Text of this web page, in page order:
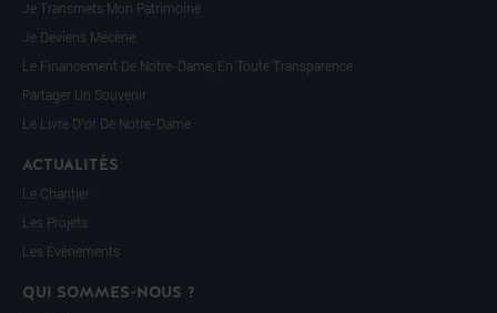
Je Transmets Mon Patrimoine
Je Deviens Mécène
Le Financement De Notre-Dame, En Toute Transparence
Partager Un Souvenir
Le Livre D’or De Notre-Dame
ACTUALITÉS
Le Chantier
Les Projets
Les Évènements
QUI SOMMES-NOUS ?